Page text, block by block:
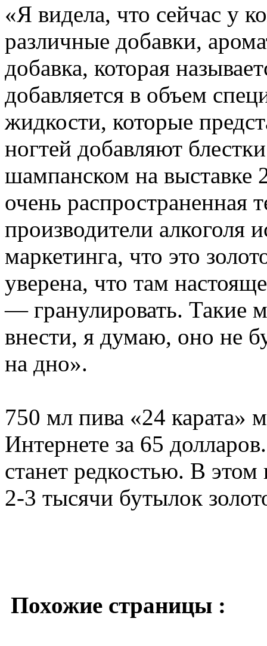
«Я видела, что сейчас у
различные добавки,
добавка, которая
добавляется в объем
жидкости, которые
ногтей добавляют
шампанском на выставке
очень распространенная
производители алкоголя
маркетинга, что это
уверена, что там
— гранулировать. Такие
внести, я думаю, оно не
на дно».
750 мл пива «24 карата»
Интернете за 65
станет редкостью. В
2-3 тысячи бутылок
Похожие страницы :